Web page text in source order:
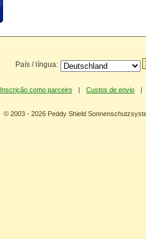
País / língua:
Inscrição como parceiro | Custos de envio |
© 2003 - 2026 Peddy Shield